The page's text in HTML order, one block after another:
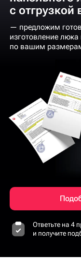
с отгрузкой
— предложим
изготовление
по вашим
Ответьте на 4
и получите